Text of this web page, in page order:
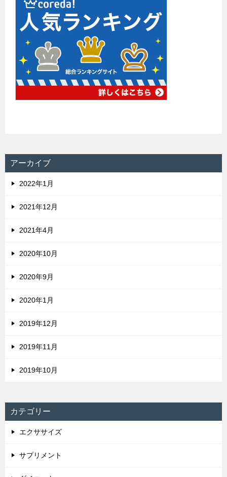
アーカイブ
2022年1月
2021年12月
2021年4月
2020年10月
2020年9月
2020年1月
2019年12月
2019年11月
2019年10月
カテゴリー
エクササイズ
サプリメント